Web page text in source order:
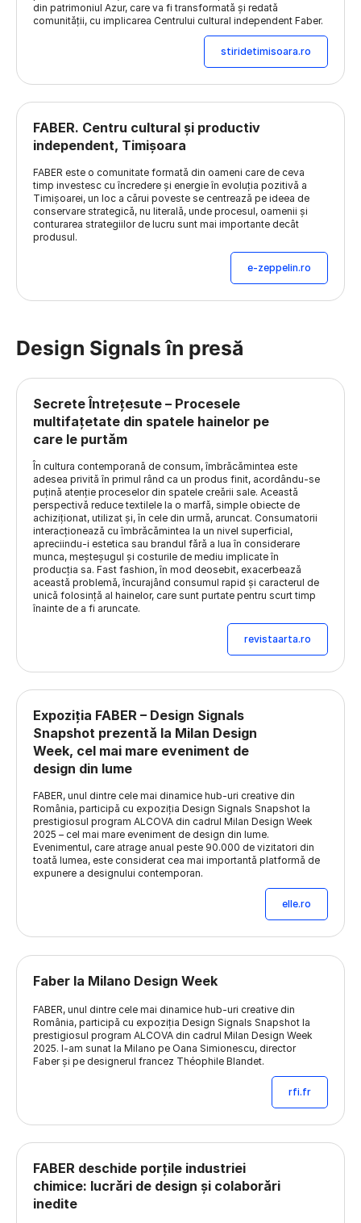
din patrimoniul Azur, care va fi transformată și redată
comunității, cu implicarea Centrului cultural independent Faber.
stiridetimisoara.ro
FABER. Centru cultural și productiv
independent, Timișoara
FABER este o comunitate formată din oameni care de ceva
timp investesc cu încredere și energie în evoluția pozitivă a
Timișoarei, un loc a cărui poveste se centrează pe ideea de
conservare strategică, nu literală, unde procesul, oamenii și
conturarea strategiilor de lucru sunt mai importante decât
produsul.
e-zeppelin.ro
Design Signals în presă
Secrete Întrețesute – Procesele
multifațetate din spatele hainelor pe
care le purtăm
În cultura contemporană de consum, îmbrăcămintea este
adesea privită în primul rând ca un produs finit, acordându-se
puțină atenție proceselor din spatele creării sale. Această
perspectivă reduce textilele la o marfă, simple obiecte de
achiziționat, utilizat și, în cele din urmă, aruncat. Consumatorii
interacționează cu îmbrăcămintea la un nivel superficial,
apreciindu-i estetica sau brandul fără a lua în considerare
munca, meșteșugul și costurile de mediu implicate în
producția sa. Fast fashion, în mod deosebit, exacerbează
această problemă, încurajând consumul rapid și caracterul de
unică folosință al hainelor, care sunt purtate pentru scurt timp
înainte de a fi aruncate.
revistaarta.ro
Expoziția FABER – Design Signals
Snapshot prezentă la Milan Design
Week, cel mai mare eveniment de
design din lume
FABER, unul dintre cele mai dinamice hub-uri creative din
România, participă cu expoziția Design Signals Snapshot la
prestigiosul program ALCOVA din cadrul Milan Design Week
2025 – cel mai mare eveniment de design din lume.
Evenimentul, care atrage anual peste 90.000 de vizitatori din
toată lumea, este considerat cea mai importantă platformă de
expunere a designului contemporan.
elle.ro
Faber la Milano Design Week
FABER, unul dintre cele mai dinamice hub-uri creative din
România, participă cu expoziția Design Signals Snapshot la
prestigiosul program ALCOVA din cadrul Milan Design Week
2025. I-am sunat la Milano pe Oana Simionescu, director
Faber și pe designerul francez Théophile Blandet.
rfi.fr
FABER deschide porțile industriei
chimice: lucrări de design și colaborări
inedite